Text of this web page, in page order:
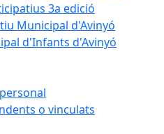
3a edició
Municipal d'Avinyó
d'Infants d'Avinyó
o vinculats